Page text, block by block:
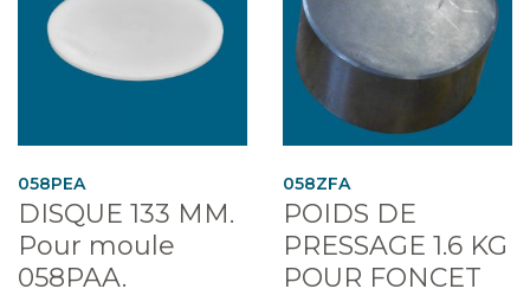
058PEA
DISQUE 133 MM.
Pour moule
058PAA.
058ZFA
POIDS DE
PRESSAGE 1.6 KG
POUR FONCET